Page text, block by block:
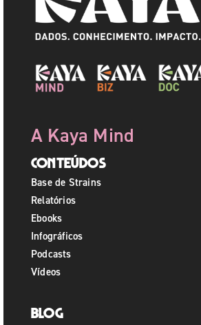
A Kaya Mind
Conteúdos
Base de Strains
Relatórios
Ebooks
Infográficos
Podcasts
Vídeos
Blog